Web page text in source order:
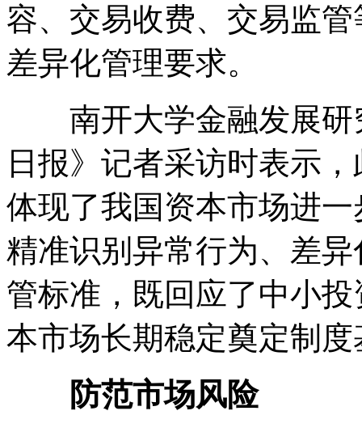
容、交易收费、交易监
差异化管理要求。
南开大学金融发展研
日报》记者采访时表示
体现了我国资本市场进
精准识别异常行为、差
管标准，既回应了中小
本市场长期稳定奠定制度
防范市场风险